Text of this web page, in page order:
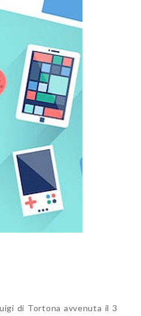
di Tortona avvenuta il 3